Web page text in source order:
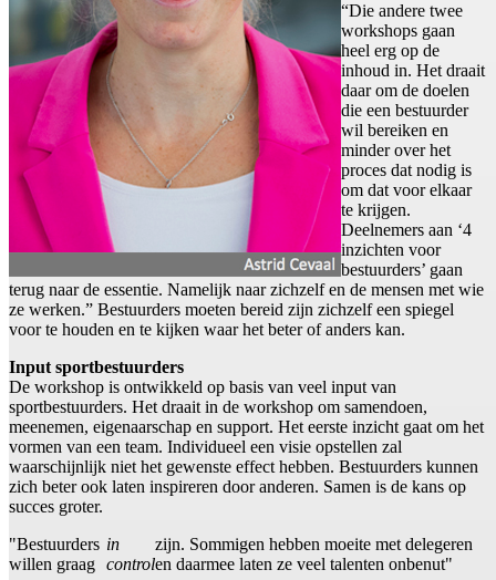
“Die andere twee
workshops gaan
heel erg op de
inhoud in. Het draait
daar om de doelen
die een bestuurder
wil bereiken en
minder over het
proces dat nodig is
om dat voor elkaar
te krijgen.
Deelnemers aan ‘4
inzichten voor
bestuurders’ gaan
terug naar de essentie. Namelijk naar zichzelf en de mensen met wie
ze werken.” Bestuurders moeten bereid zijn zichzelf een spiegel
voor te houden en te kijken waar het beter of anders kan.
Input sportbestuurders
De workshop is ontwikkeld op basis van veel input van
sportbestuurders. Het draait in de workshop om samendoen,
meenemen, eigenaarschap en support. Het eerste inzicht gaat om het
vormen van een team. Individueel een visie opstellen zal
waarschijnlijk niet het gewenste effect hebben. Bestuurders kunnen
zich beter ook laten inspireren door anderen. Samen is de kans op
succes groter.
"Bestuurders
willen graag
in
control
zijn. Sommigen hebben moeite met delegeren
en daarmee laten ze veel talenten onbenut"